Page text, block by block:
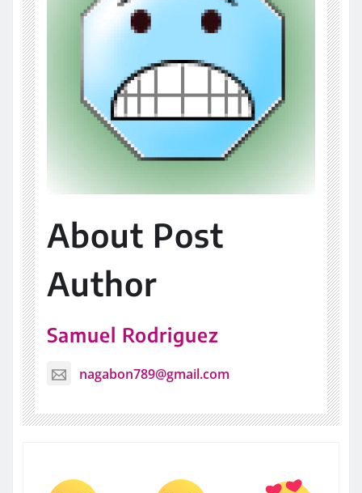
About Post
Author
Samuel Rodriguez
nagabon789@gmail.com